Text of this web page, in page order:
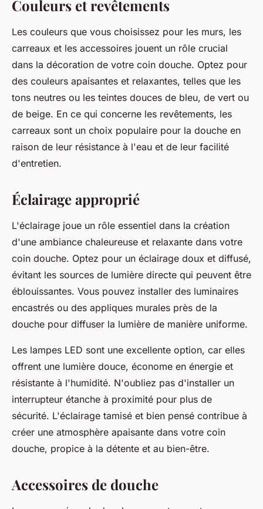
Couleurs et revêtements
Les couleurs que vous choisissez pour les murs, les
carreaux et les accessoires jouent un rôle crucial
dans la décoration de votre coin douche. Optez pour
des couleurs apaisantes et relaxantes, telles que les
tons neutres ou les teintes douces de bleu, de vert ou
de beige. En ce qui concerne les revêtements, les
carreaux sont un choix populaire pour la douche en
raison de leur résistance à l'eau et de leur facilité
d'entretien.
Éclairage approprié
L'éclairage joue un rôle essentiel dans la création
d'une ambiance chaleureuse et relaxante dans votre
coin douche. Optez pour un éclairage doux et diffusé,
évitant les sources de lumière directe qui peuvent être
éblouissantes. Vous pouvez installer des luminaires
encastrés ou des appliques murales près de la
douche pour diffuser la lumière de manière uniforme.
Les lampes LED sont une excellente option, car elles
offrent une lumière douce, économe en énergie et
résistante à l'humidité. N'oubliez pas d'installer un
interrupteur étanche à proximité pour plus de
sécurité. L'éclairage tamisé et bien pensé contribue à
créer une atmosphère apaisante dans votre coin
douche, propice à la détente et au bien-être.
Accessoires de douche